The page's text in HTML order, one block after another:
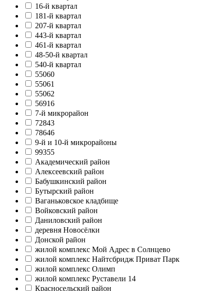
16-й квартал
181-й квартал
207-й квартал
443-й квартал
461-й квартал
48-50-й квартал
540-й квартал
55060
55061
55062
56916
7-й микрорайон
72843
78646
9-й и 10-й микрорайоны
99355
Академический район
Алексеевский район
Бабушкинский район
Бутырский район
Ваганьковское кладбище
Войковский район
Даниловский район
деревня Новосёлки
Донской район
жилой комплекс Мой Адрес в Солнцево
жилой комплекс Найтсбридж Приват Парк
жилой комплекс Олимп
жилой комплекс Руставели 14
Красносельский район